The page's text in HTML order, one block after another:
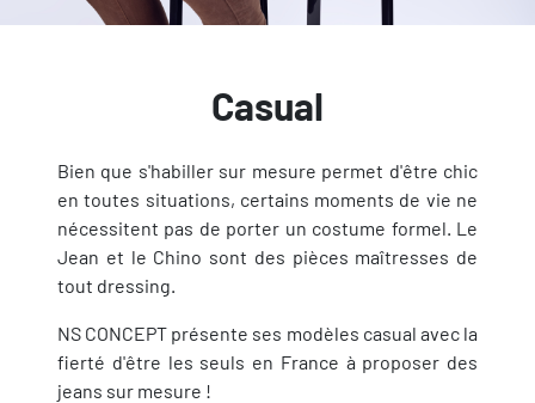
Casual
Bien que s'habiller sur mesure permet d'être chic
en toutes situations, certains moments de vie ne
nécessitent pas de porter un costume formel. Le
Jean et le Chino sont des pièces maîtresses de
tout dressing.
NS CONCEPT présente ses modèles casual avec la
fierté d'être les seuls en France à proposer des
jeans sur mesure !